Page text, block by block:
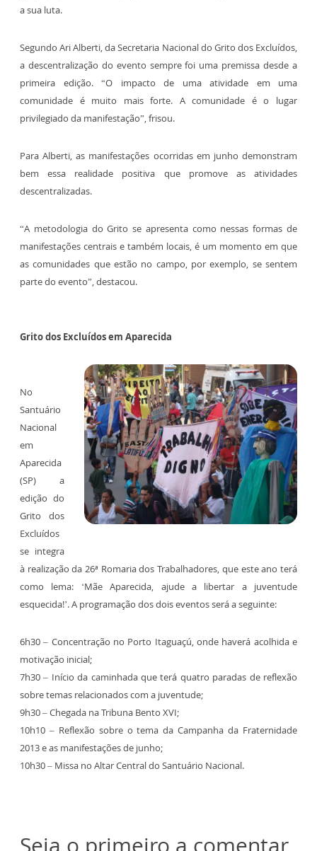
a sua luta.
Segundo Ari Alberti, da Secretaria Nacional do Grito dos Excluídos,
a descentralização do evento sempre foi uma premissa desde a
primeira edição. “O impacto de uma atividade em uma
comunidade é muito mais forte. A comunidade é o lugar
privilegiado da manifestação”, frisou.
Para Alberti, as manifestações ocorridas em junho demonstram
bem essa realidade positiva que promove as atividades
descentralizadas.
“A metodologia do Grito se apresenta como nessas formas de
manifestações centrais e também locais, é um momento em que
as comunidades que estão no campo, por exemplo, se sentem
parte do evento”, destacou.
Grito dos Excluídos em Aparecida
No
Santuário
Nacional
em
Aparecida
(SP) a
edição do
Grito dos
Excluídos
se integra
à realização da 26ª Romaria dos Trabalhadores, que este ano terá
como lema: ‘Mãe Aparecida, ajude a libertar a juventude
esquecida!’. A programação dos dois eventos será a seguinte:
6h30 – Concentração no Porto Itaguaçú, onde haverá acolhida e
motivação inicial;
7h30 – Início da caminhada que terá quatro paradas de reflexão
sobre temas relacionados com a juventude;
9h30 – Chegada na Tribuna Bento XVI;
10h10 – Reflexão sobre o tema da Campanha da Fraternidade
2013 e as manifestações de junho;
10h30 – Missa no Altar Central do Santuário Nacional.
Seja o primeiro a comentar